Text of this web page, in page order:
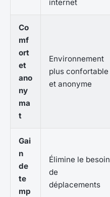
internet
Co
mf
ort
et
ano
ny
ma
t
Environnement
plus confortable
et anonyme
Gai
n
de
te
mp
Élimine le besoin
de
déplacements